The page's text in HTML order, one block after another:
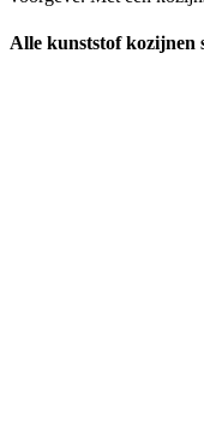
Alle kunststof kozijnen